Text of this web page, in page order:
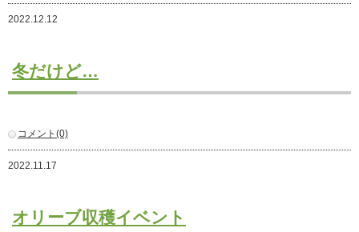
公共施設 PFI事業
医療・福祉施設・幼稚園
代表メッセージ
募集要項
2022.12.12
冬だけど…
コメント(0)
2022.11.17
オリーブ収穫イベント